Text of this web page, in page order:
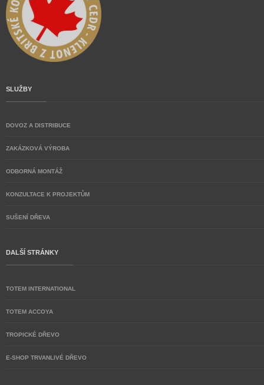
SLUŽBY
DOVOZ A DISTRIBUCE
ZAKÁZKOVÁ VÝROBA
ODBORNÁ MONTÁŽ
KONZULTACE K PROJEKTŮM
SUŠENÍ DŘEVA
DALŠÍ STRÁNKY
TOTEM INTERNATIONAL
TOTEM ACCOYA
TROPICKÉ DŘEVO
E-SHOP TRVANLIVÉ DŘEVO